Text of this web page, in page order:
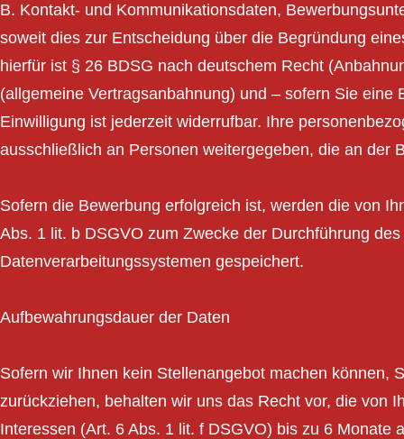
B. Kontakt- und Kommunikationsdaten,
soweit dies zur Entscheidung über die Begründung
hierfür ist § 26 BDSG nach deutschem Recht
(allgemeine Vertragsanbahnung) und – sofern Sie
Einwilligung ist jederzeit widerrufbar. Ihre
ausschließlich an Personen weitergegeben, die an der
Sofern die Bewerbung erfolgreich ist, werden die von
Abs. 1 lit. b DSGVO zum Zwecke der Durchführung
Datenverarbeitungssystemen gespeichert.
Aufbewahrungsdauer der Daten
Sofern wir Ihnen kein Stellenangebot machen können,
zurückziehen, behalten wir uns das Recht vor, die von
Interessen (Art. 6 Abs. 1 lit. f DSGVO) bis zu 6